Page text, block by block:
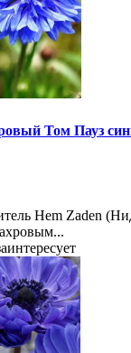
Том Пауз
Hem Zaden